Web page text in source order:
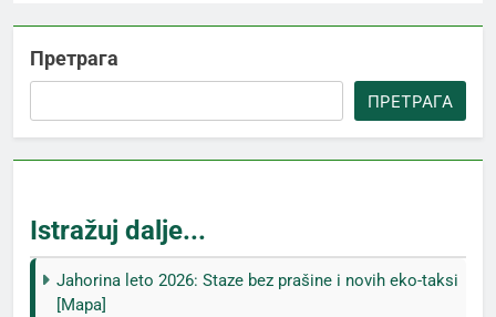
Претрага
ПРЕТРАГА
Istražuj dalje...
Jahorina leto 2026: Staze bez prašine i novih eko-taksi
[Mapa]